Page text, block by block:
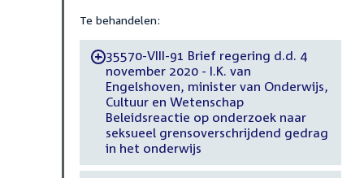
Te behandelen:
-35570-VIII-91 Brief regering d.d. 4
november 2020 - I.K. van
Engelshoven, minister van Onderwijs,
Cultuur en Wetenschap
Beleidsreactie op onderzoek naar
seksueel grensoverschrijdend gedrag
in het onderwijs